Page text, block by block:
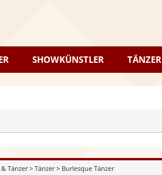
SHOWKÜNSTLER TÄNZER
Tänzer> Tänzer> Burlesque Tänzer